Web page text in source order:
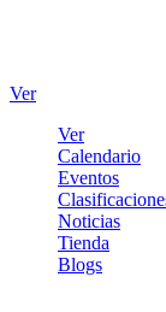
Ver
Ver
Calendario
Eventos
Noticias
Tienda
Blogs